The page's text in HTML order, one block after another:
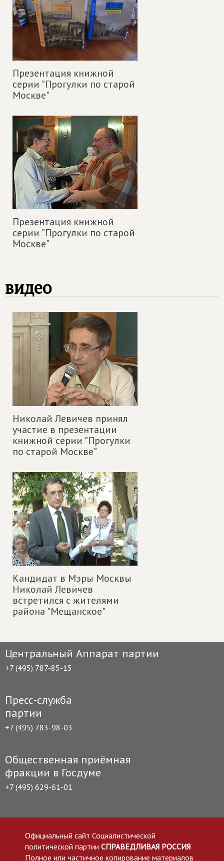
Презентация книжной
серии "Прогулки по старой
Москве"
Презентация книжной
серии "Прогулки по старой
Москве"
видео
Николай Левичев принял
участие в презентации
книжной серии "Прогулки
по старой Москве"
Кандидат в Мэры Москвы
Николай Левичев
встретился с жителями
района "Мещанское"
Центральный Аппарат партии
+7 (495) 787-85-15
Пресс-служба
партии
+7 (495) 783-98-03
Общественная приёмная
фракции в Госдуме
+7 (495) 629-61-01
Официальный сайт Социалистической
политической партии СПРАВЕДЛИВАЯ РОССИЯ
Полное или частичное копирование материалов